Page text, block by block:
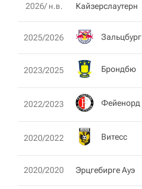
2026/ н.в. Кайзерслаутерн
2025/2026 Зальцбург
2023/2025 Брондбю
2022/2023 Фейенорд
2020/2022 Витесс
2020/2020 Эрцгебирге Ауэ